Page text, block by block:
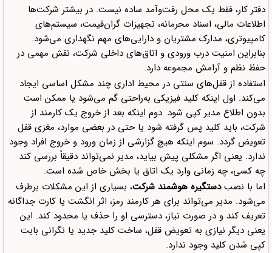
آیا دستگیره هوشمند جایگزین دستگاه حضور و غیاب می‌شود؟
دستگیره هوشمند برای چه شرکت‌هایی مناسب‌تر است؟
شرکت‌های فناوری و IT
دفاتر حقوقی و مالی
مطب‌ها و کلینیک‌ها
شرکت‌های با پرسنل شیفتی
دفاتر اشتراکی و فضای کار مشترک
اشتباهات رایج در انتخاب دستگیره هوشمند اداری
انتخاب مدل خانگی برای محیط پرتردد
بی‌توجهی به خدمات پس از فروش
توجه نکردن به ظرفیت کاربران
نداشتن برنامه برای مدیریت دسترسی‌ها
دیدگاهتان را بنویسید لغو پاسخ
دفتر کار، فقط یک محل رفت‌وآمد ساده نیست. در بیشتر شرکت‌ها
اطلاعات مالی، اسناد محرمانه، تجهیزات گران‌قیمت، سیستم‌های
کامپیوتری، مدارک مشتریان و دارایی‌های مهم نگهداری می‌شود.
بنابراین امنیت درب ورودی و اتاق‌های داخلی شرکت، نقش مهمی در
حفظ نظم و آرامش مجموعه دارد.
استفاده از قفل‌های سنتی در محیط اداری چند مشکل اساسی ایجاد
می‌کند. اول اینکه کلید فیزیکی به‌راحتی گم می‌شود یا ممکن است
بدون اطلاع مدیر کپی شود. دوم اینکه بعد از خروج یک کارمند از
شرکت، باید کلید پس گرفته شود یا حتی در بعضی موارد، مغزی قفل
تعویض گردد. سوم اینکه هیچ گزارشی از زمان ورود و خروج افراد وجود
ندارد. یعنی اگر مشکلی پیش بیاید، مدیر نمی‌تواند دقیقاً بررسی کند
چه کسی، چه زمانی وارد یک اتاق یا بخش خاص شده است.
اما با نصبدستگیره هوشمند شرکت، بسیاری از این مشکلات برطرف
می‌شود. مدیر می‌تواند برای هر کارمند رمز، اثر انگشت یا کارت جداگانه
تعریف کند و در صورت نیاز، دسترسی او را حذف یا محدود کند. این
یعنی دیگر نیازی به تعویض قفل، ساخت کلید جدید یا نگرانی بابت
کپی شدن کلید وجود ندارد.